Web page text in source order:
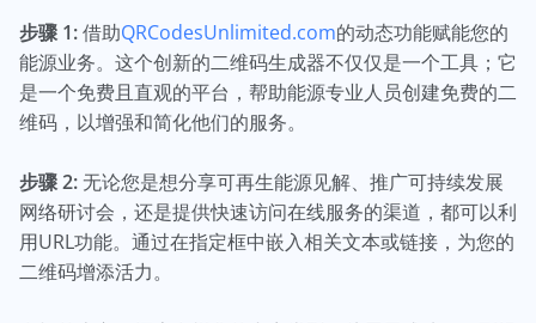
步骤 1:借助QRCodesUnlimited.com的动态功能赋能您的
能源业务。这个创新的二维码生成器不仅仅是一个工具；它
是一个免费且直观的平台，帮助能源专业人员创建免费的二
维码，以增强和简化他们的服务。
步骤 2:无论您是想分享可再生能源见解、推广可持续发展
网络研讨会，还是提供快速访问在线服务的渠道，都可以利
用URL功能。通过在指定框中嵌入相关文本或链接，为您的
二维码增添活力。